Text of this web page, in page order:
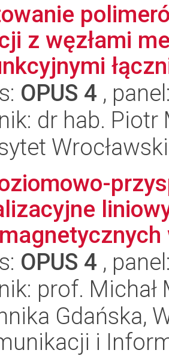
z węzłami
OPUS 4 ,
dr hab. Piotr
OPUS 4 ,
prof. Michał
Gdańska,
i